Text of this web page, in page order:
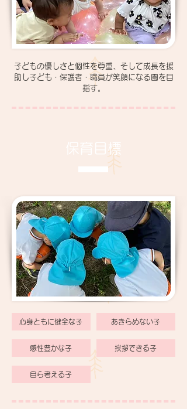
子どもの優しさと個性を尊重、そして成長を援
助し子ども・保護者・職員が笑顔になる園を目
指す。
保育目標
心身ともに健全な子
感性豊かな子
自ら考える子
あきらめない子
挨拶できる子